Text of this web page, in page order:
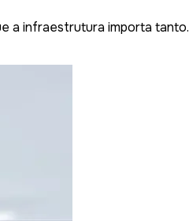
a infraestrutura importa tanto.